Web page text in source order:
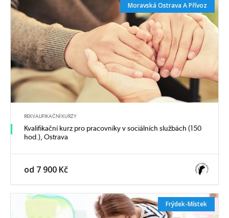
Moravská Ostrava A Přívoz
REKVALIFIKAČNÍ KURZY
Kvalifikační kurz pro pracovníky v sociálních službách (150
hod.), Ostrava
od 7 900 Kč
Frýdek-Místek